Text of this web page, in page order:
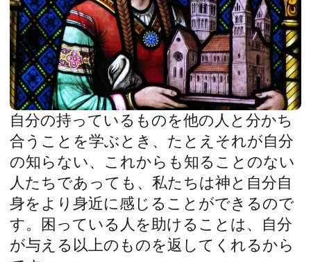
自分の持っているものを他の人と分かち
合うことを学ぶとき、たとえそれが自分
の知らない、これからも知ることのない
人たちであっても、私たちは神と自分自
身をより身近に感じることができるので
す。困っている人を助けることは、自分
が与える以上のものを返してくれるから